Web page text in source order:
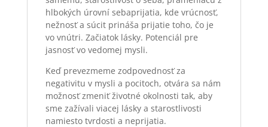
hlbokých úrovní sebaprijatia, kde vrúcnosť,
nežnosť a súcit prináša prijatie toho, čo je
vo vnútri. Začiatok lásky. Potenciál pre
jasnosť vo vedomej mysli.
Keď prevezmeme zodpovednosť za
negativitu v mysli a pocitoch, otvára sa nám
možnosť zmeniť životné okolnosti tak, aby
sme zažívali viacej lásky a starostlivosti
namiesto tvrdosti a neprijatia.